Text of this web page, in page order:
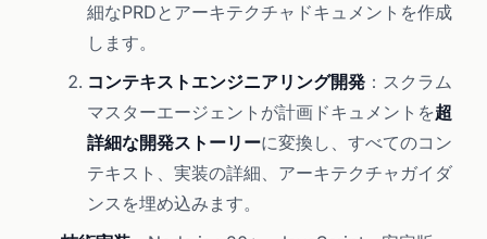
細なPRDとアーキテクチャドキュメントを作成
します。
コンテキストエンジニアリング開発 ：スクラム
マスターエージェントが計画ドキュメントを超
詳細な開発ストーリーに変換し、すべてのコン
テキスト、実装の詳細、アーキテクチャガイダ
ンスを埋め込みます。